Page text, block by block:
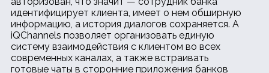
идентифицирует клиента, имеет о нем обширную
информацию, а история диалогов сохраняется. А
iQChannels позволяет организовать единую
систему взаимодействия с клиентом во всех
современных каналах, а также встраивать
готовые чаты в сторонние приложения банков